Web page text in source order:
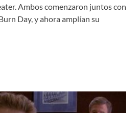
Ambos comenzaron juntos con
Day, y ahora amplían su